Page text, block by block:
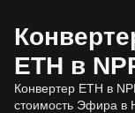
ETH в
Конвертер ETH в
стоимость Эфира в